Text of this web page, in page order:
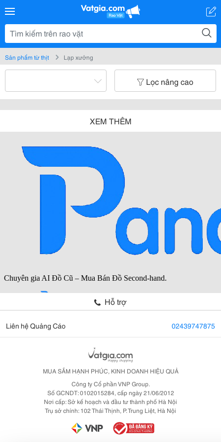
Sản phẩm từ thịt Lạp xưởng
Lọc nâng cao
XEM THÊM
Hỗ trợ
Liên hệ Quảng Cáo 02439747875
MUA SẮM HẠNH PHÚC, KINH DOANH HIỆU QUẢ
Công ty Cổ phần VNP Group.
Số GCNDT: 0102015284, cấp ngày 21/06/2012
Nơi cấp: Sở kế hoạch và đầu tư thành phố Hà Nội
Trụ sở chính: 102 Thái Thịnh, P. Trung Liệt, Hà Nội